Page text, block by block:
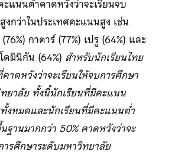
ะแนนต่ำคาดหวังว่าจะเรียนจบ
กว่าในประเทศคะแนนสูง เช่น
กาตาร์ (77%) เปรู (64%) และ
ดมินิกัน (64%) สำหรับนักเรียนไทย
าดหวังว่าจะเรียนให้จบการศึกษา
ยาลัย ทั้งนี้นักเรียนที่มีคะแนน
งหมดและนักเรียนที่มีคะแนนต่ำ
ฐานมากกว่า 50% คาดหวังว่าจะ
ารศึกษาระดับมหาวิทยาลัย